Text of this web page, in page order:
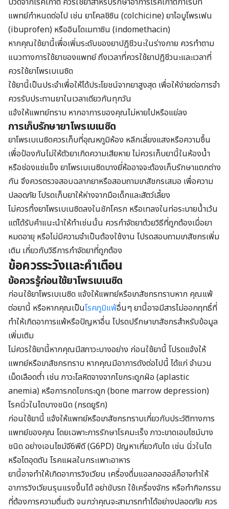
แพทย์กำหนดต่อไป เช่น ยาโคลชิซิน (colchicine) ยาไอบูโพรเฟน
(ibuprofen) หรืออินโดเมทาซิน (indomethacin)
หากคุณใช้ยานี้เพื่อเพิ่มระดับของยาปฏิชีวนะในร่างกาย ควรทำตาม
แนวทางการใช้ยาของแพทย์ ถึงเวลาที่ควรใช้ยาปฏิชีวนะและเวลาที่
ควรใช้ยาโพรเบเนซิด
ใช้ยานี้เป็นประจำเพื่อให้ได้ประโยชน์จากยาสูงสุด เพื่อให้ง่ายต่อการจำ
ควรรับประทานยาในเวลาเดียวกันทุกวัน
แจ้งให้แพทย์ทราบ หากอาการของคุณไม่หายไปหรือแย่ลง
การเก็บรักษายาโพรเบเนซิด
ยาโพรเบเนซิดควรเก็บที่อุณหภูมิห้อง หลีกเลี่ยงแสงหรือความชื้น
เพื่อป้องกันไม่ให้ตัวยาเกิดความเสียหาย ไม่ควรเก็บยานี้ในห้องน้ำ
หรือช่องแช่แข็ง ยาโพรเบเนซิดบางยี่ห้ออาจจะต้องเก็บรักษาแตกต่าง
กัน จึงควรตรวจสอบฉลากยาหรือสอบถามเภสัชกรเสมอ เพื่อความ
ปลอดภัย โปรดเก็บยาให้ห่างจากมือเด็กและสัตว์เลี้ยง
ไม่ควรทิ้งยาโพรเบเนซิดลงในชักโครก หรือเทลงในท่อระบายน้ำเว้น
แต่ได้รับคำแนะนำให้ทำเช่นนั้น ควรกำจัดยาด้วยวิธีที่ถูกต้องเมื่อยา
หมดอายุ หรือไม่มีความจำเป็นต้องใช้งาน โปรดสอบถามเภสัชกรเพิ่ม
เติม เกี่ยวกับวิธีการกำจัดยาที่ถูกต้อง
ข้อควรระวังและคำเตือน
ข้อควรรู้ก่อนใช้ยาโพรเบเนซิด
ก่อนใช้ยาโพรเบเนซิด แจ้งให้แพทย์หรือเภสัชกรทราบหาก คุณแพ้
ต่อยานี้ หรือหากคุณเป็นโรคภูมิแพ้อื่นๆ ยานี้อาจมีสารไม่ออกฤทธิ์ที่
ทำให้เกิดอาการแพ้หรือปัญหาอื่น โปรดปรึกษาเภสัชกรสำหรับข้อมูล
เพิ่มเติม
ไม่ควรใช้ยานี้หากคุณมีสภาวะบางอย่าง ก่อนใช้ยานี้ โปรดแจ้งให้
แพทย์หรือเภสัชกรทราบ หากคุณมีอาการดังต่อไปนี้ ได้แก่ จำนวน
เม็ดเลือดต่ำ เช่น ภาวะโลหิตจางจากไขกระดูกฝ่อ (aplastic
anemia) หรือการกดไขกระดูก (bone marrow depression)
โรคนิ่วในไตบางชนิด (กรดยูริก)
ก่อนใช้ยานี้ แจ้งให้แพทย์หรือเภสัชกรทราบเกี่ยวกับประวัติทางการ
แพทย์ของคุณ โดยเฉพาะการรักษาโรคมะเร็ง ภาวะขาดเอมไซม์บาง
ชนิด อย่างเอนไซม์จี6พีดี (G6PD) ปัญหาเกี่ยวกับไต เช่น นิ่วในไต
หรือไตอุดตัน โรคแผลในกระเพาะอาหาร
ยานี้อาจทำให้เกิดอาการวิงเวียน เครื่องดื่มแอลกอฮอล์ก็อาจทำให้
อาการวิงเวียนรุนแรงขึ้นได้ อย่าขับรถ ใช้เครื่องจักร หรือทำกิจกรรม
ที่ต้องการความตื่นตัว จนกว่าคุณจะสามารถทำได้อย่างปลอดภัย ควร